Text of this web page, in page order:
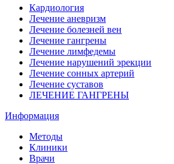
Кардиология
Лечение аневризм
Лечение болезней вен
Лечение гангрены
Лечение лимфедемы
Лечение нарушений эрекции
Лечение сонных артерий
Лечение суставов
ЛЕЧЕНИЕ ГАНГРЕНЫ
Информация
Методы
Клиники
Врачи